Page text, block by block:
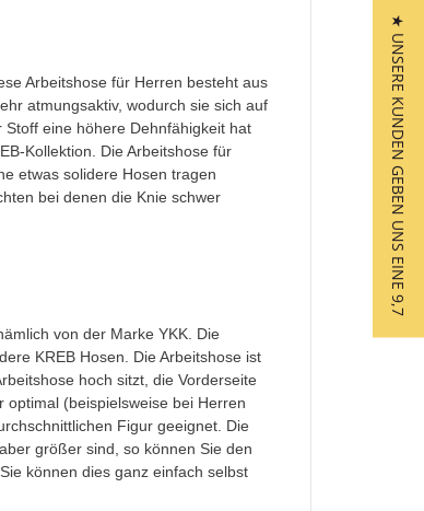
Arbeitshose für Herren besteht aus
atmungsaktiv, wodurch sie sich auf
eine höhere Dehnfähigkeit hat
Kollektion. Die Arbeitshose für
etwas solidere Hosen tragen
bei denen die Knie schwer
von der Marke YKK. Die
KREB Hosen. Die Arbeitshose ist
hoch sitzt, die Vorderseite
(beispielsweise bei Herren
Figur geeignet. Die
größer sind, so können Sie den
können dies ganz einfach selbst
★ UNSERE KUNDEN GEBEN UNS EINE 9,7